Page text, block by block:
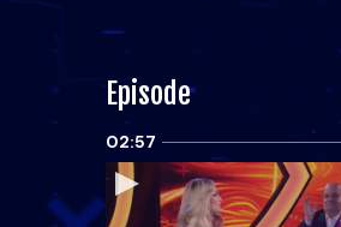
Episode
02:57